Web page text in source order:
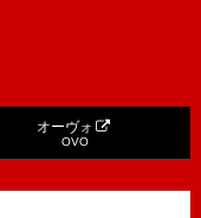
オーヴォ
OVO